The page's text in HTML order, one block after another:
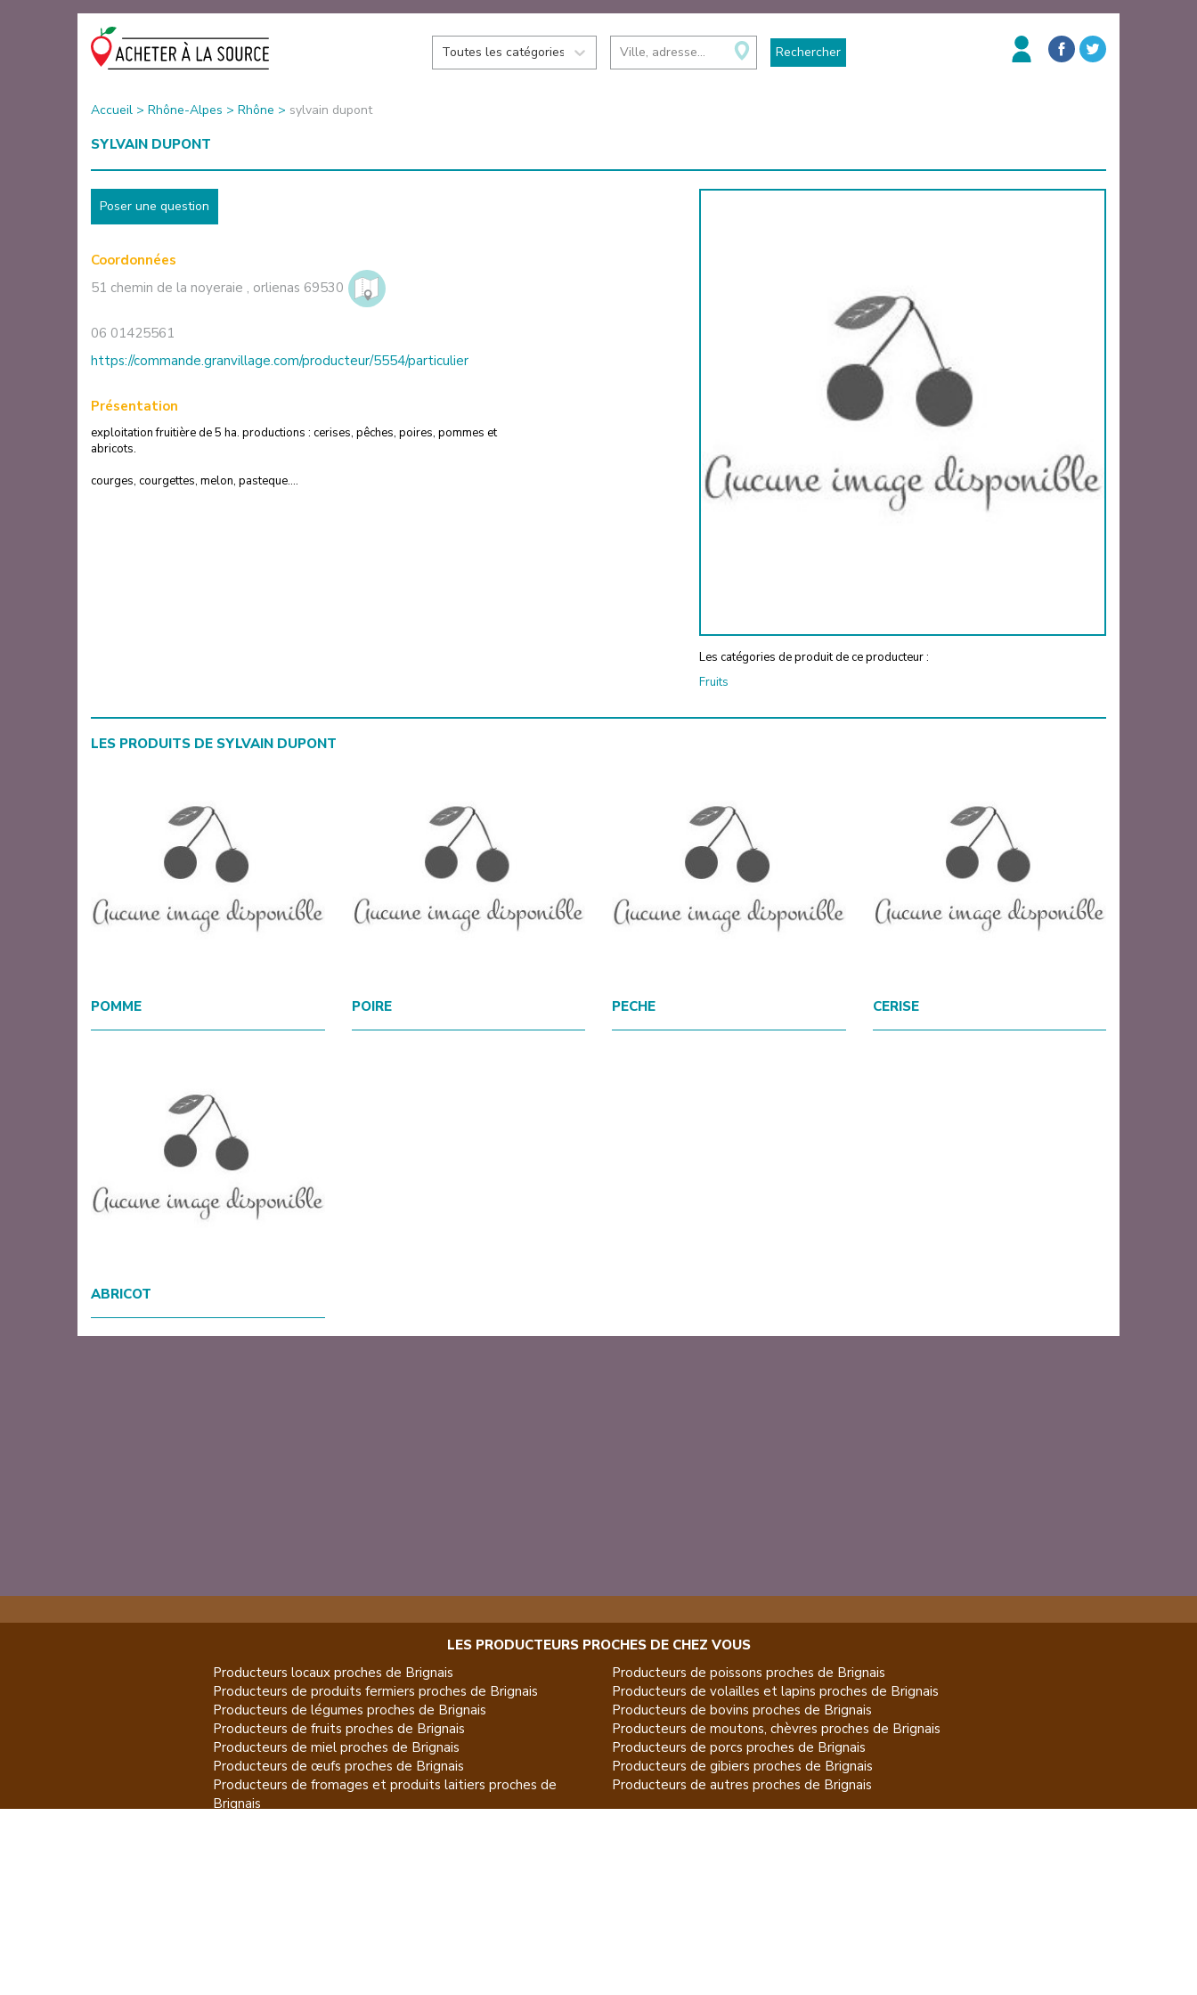
Toutes les catégories Ville, adresse... Rechercher
Accueil > Rhône-Alpes > Rhône > sylvain dupont
SYLVAIN DUPONT
Poser une question
Coordonnées
51 chemin de la noyeraie , orlienas 69530
06 01425561
https://commande.granvillage.com/producteur/5554/particulier
Présentation
exploitation fruitière de 5 ha. productions : cerises, pêches, poires, pommes et
abricots.
courges, courgettes, melon, pasteque....
Les catégories de produit de ce producteur :
Fruits
LES PRODUITS DE SYLVAIN DUPONT
POMME POIRE PECHE CERISE
ABRICOT
LES PRODUCTEURS PROCHES DE CHEZ VOUS
Producteurs locaux proches de Brignais
Producteurs de produits fermiers proches de Brignais
Producteurs de légumes proches de Brignais
Producteurs de fruits proches de Brignais
Producteurs de miel proches de Brignais
Producteurs de œufs proches de Brignais
Producteurs de fromages et produits laitiers proches de
Brignais
Producteurs de poissons proches de Brignais
Producteurs de volailles et lapins proches de Brignais
Producteurs de bovins proches de Brignais
Producteurs de moutons, chèvres proches de Brignais
Producteurs de porcs proches de Brignais
Producteurs de gibiers proches de Brignais
Producteurs de autres proches de Brignais